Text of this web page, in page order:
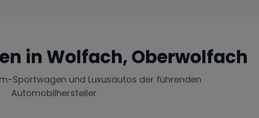
in Wolfach, Oberwolfach
Sportwagen und Luxusautos der führenden
Automobilhersteller